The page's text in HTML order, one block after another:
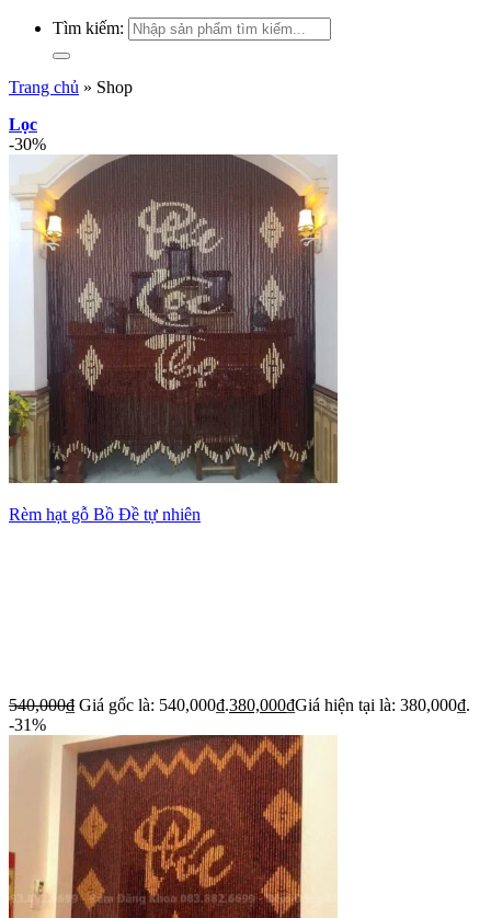
Tìm kiếm:
Trang chủ » Shop
Lọc
-30%
Rèm hạt gỗ Bồ Đề tự nhiên
540,000₫ Giá gốc là: 540,000₫.380,000₫Giá hiện tại là: 380,000₫.
-31%